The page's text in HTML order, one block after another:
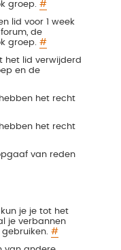
groep. #
lid voor 1 week
de
groep. #
het lid verwijderd
en de
het recht
het recht
van reden
je je tot het
je verbannen
#